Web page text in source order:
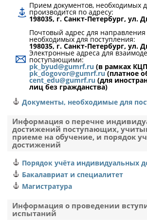
федеральное бюджетное
"Администрация Волго-
внутренних водных
Вологодская
1
26.05.07
Эксплуатация судового
средств автоматики
средств автоматики
заочная
2
федеральное государственное
г. Москва
Прием документов, необходимых
производится по адресу:
198035, г. Санкт-Петербург, ул.
Почтовый адрес для направления
необходимых для поступления:
198035, г. Санкт-Петербург, ул.
Электронные адреса для
поступающими:
pk_byud@gumrf.ru (в рамках
pk_dogovor@gumrf.ru(платное
cent_edu@gumrf.ru (для
лиц без гражданства)
Документы, необходимые для
Информация о перечне
достижений поступающих,
приеме на обучение, и порядок
достижений
Порядок учёта индивидуальных
Бакалавриат и специалитет
Магистратура
Информация о проведении
испытаний